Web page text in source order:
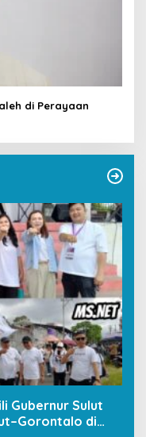
di Perayaan
Gubernur Sulut
di